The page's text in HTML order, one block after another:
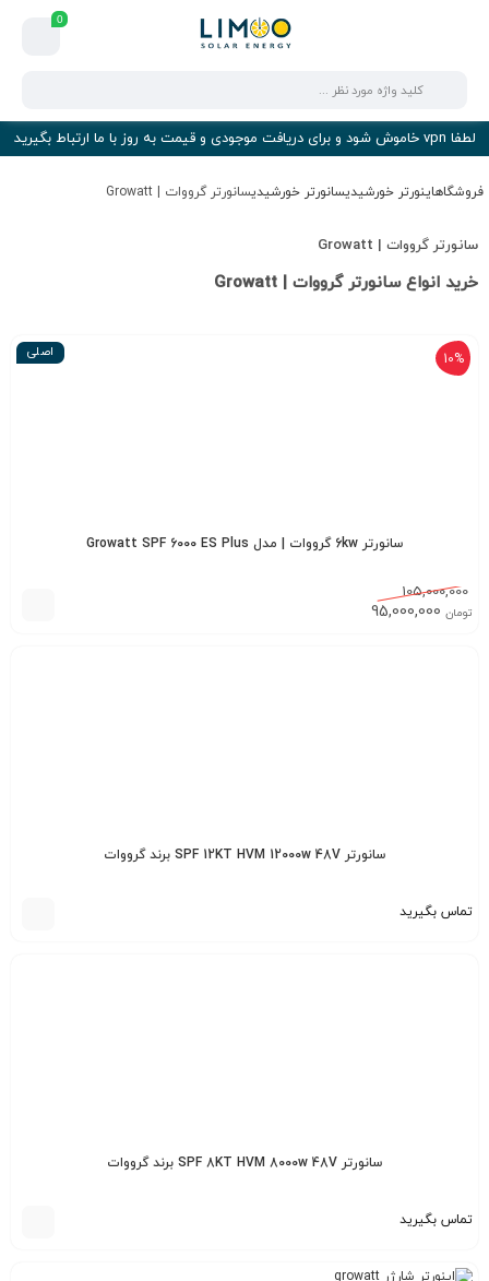
0
لطفا vpn خاموش شود و برای دریافت موجودی و قیمت به روز با ما ارتباط بگیرید
فروشگاهاینورتر خورشیدیسانورتر خورشیدیسانورتر گرووات | Growatt
سانورتر گرووات | Growatt
خرید انواع سانورتر گرووات | Growatt
اصلی 10%
سانورتر 6kw گرووات | مدل Growatt SPF 6000 ES Plus
تومان
سانورتر SPF 12KT HVM 12000w 48V برند گرووات
تماس بگیرید
سانورتر SPF 8KT HVM 8000w 48V برند گرووات
تماس بگیرید